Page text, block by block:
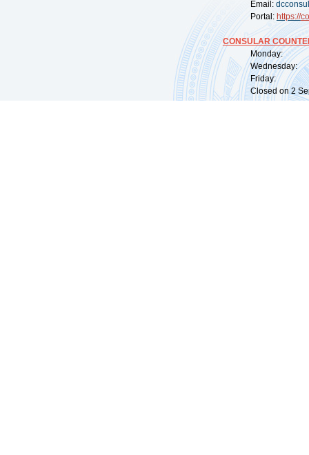
Email:
Portal: https://
CONSULAR
Monday:
Wednesday:
Friday:
Closed on 2